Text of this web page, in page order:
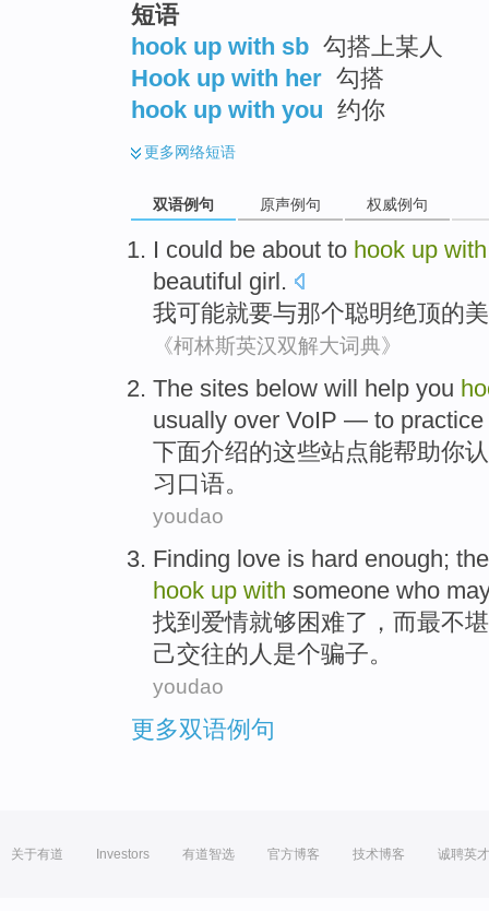
短语
hook up with sb 勾搭上某人
Hook up with her 勾搭
hook up with you 约你
更多网络短语
双语例句 原声例句 权威例句
I could be about to hook up with
beautiful girl.
我可能就要与那个聪明绝顶的
《柯林斯英汉双解大词典》
The sites below will help you
usually over VoIP — to practice
下面介绍的这些站点能帮助你
习 口语。
youdao
Finding love is hard enough;
hook up with someone who
找到 爱情就够困难了，而最不
己交往的 人 是个骗子。
youdao
更多双语例句
关于有道 Investors 有道智选 官方博客 技术博客 诚聘英才